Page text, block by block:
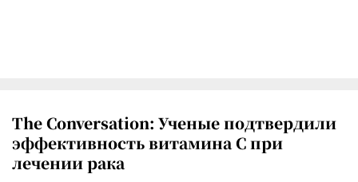
The Conversation: Ученые подтвердили
эффективность витамина C при
лечении рака